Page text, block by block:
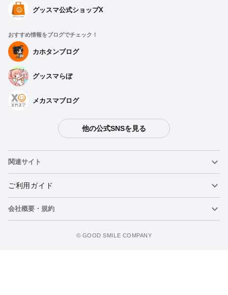
グッスマ公式ショップX
おすすめ情報をブログでチェック！
カホタンブログ
グッスマらぼ
メカスマブログ
他の公式SNSを見る
関連サイト
ねんどろいど
ねんどろいどフェイスメーカー
ご利用ガイド
重要なお知らせ
会社概要・規約
©️ GOOD SMILE COMPANY